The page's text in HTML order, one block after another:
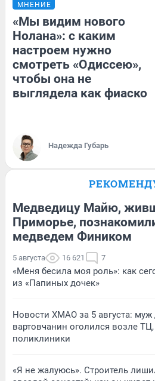
МНЕНИЕ
«Мы видим нового
Нолана»: с каким
настроем нужно
смотреть «Одиссею»,
чтобы она не
выглядела как фиаско
Надежда Губарь
Медведицу Майю,
Приморье,
медведем Фиником
5 августа 16 621 7
«Меня бесила моя роль»: как
из «Папиных дочек»
Новости ХМАО за 5 августа: муж
вартовчанин оголился возле
поликлиники
«Я не жалуюсь». Строитель